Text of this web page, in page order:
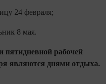
24 февраля;
8 мая.
пятидневной рабочей
являются днями отдыха.